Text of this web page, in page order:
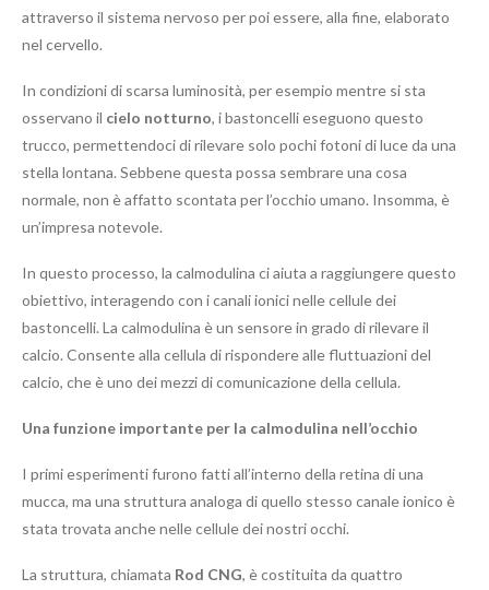
attraverso il sistema nervoso per poi essere, alla fine, elaborato
nel cervello.
In condizioni di scarsa luminosità, per esempio mentre si sta
osservano il cielo notturno, i bastoncelli eseguono questo
trucco, permettendoci di rilevare solo pochi fotoni di luce da una
stella lontana. Sebbene questa possa sembrare una cosa
normale, non è affatto scontata per l’occhio umano. Insomma, è
un’impresa notevole.
In questo processo, la calmodulina ci aiuta a raggiungere questo
obiettivo, interagendo con i canali ionici nelle cellule dei
bastoncelli. La calmodulina è un sensore in grado di rilevare il
calcio. Consente alla cellula di rispondere alle fluttuazioni del
calcio, che è uno dei mezzi di comunicazione della cellula.
Una funzione importante per la calmodulina nell’occhio
I primi esperimenti furono fatti all’interno della retina di una
mucca, ma una struttura analoga di quello stesso canale ionico è
stata trovata anche nelle cellule dei nostri occhi.
La struttura, chiamata Rod CNG, è costituita da quattro